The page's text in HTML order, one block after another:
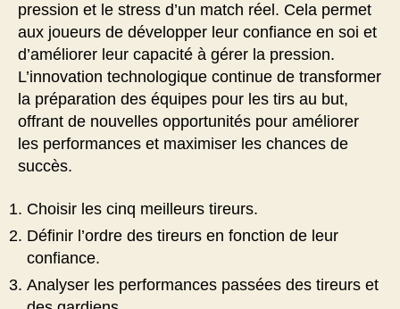
pression et le stress d’un match réel. Cela permet
aux joueurs de développer leur confiance en soi et
d’améliorer leur capacité à gérer la pression.
L’innovation technologique continue de transformer
la préparation des équipes pour les tirs au but,
offrant de nouvelles opportunités pour améliorer
les performances et maximiser les chances de
succès.
Choisir les cinq meilleurs tireurs.
Définir l’ordre des tireurs en fonction de leur
confiance.
Analyser les performances passées des tireurs et